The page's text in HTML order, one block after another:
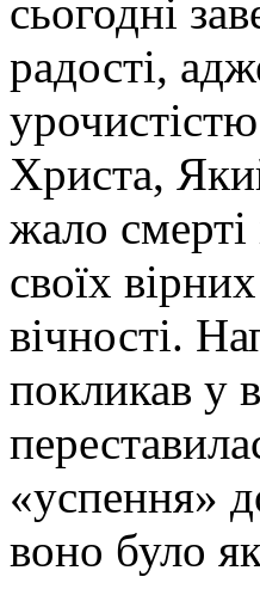
сьогодні
радості,
Христа,
жало смерті
своїх
вічності.
покликав у
«успення»
воно було